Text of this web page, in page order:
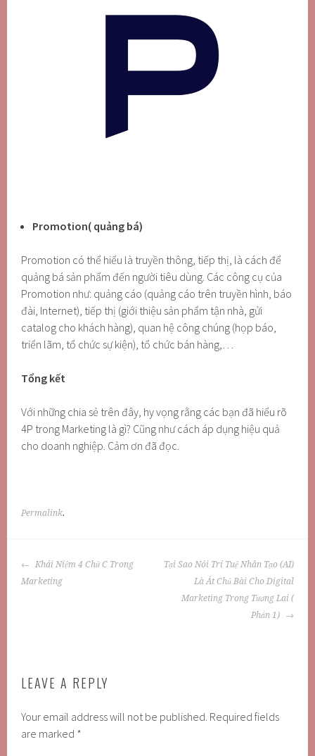
Promotion( quảng bá)
Promotion có thể hiểu là truyền thông, tiếp thị, là cách để
quảng bá sản phẩm đến người tiêu dùng. Các công cụ của
Promotion như: quảng cáo (quảng cáo trên truyền hình, báo
đài, Internet), tiếp thị (giới thiệu sản phẩm tận nhà, gửi
catalog cho khách hàng), quan hệ công chúng (họp báo,
triển lãm, tổ chức sự kiện), tổ chức bán hàng,…
Tổng kết
Với những chia sẻ trên đây, hy vọng rằng các bạn đã hiểu rõ
4P trong Marketing là gì? Cũng như cách áp dụng hiệu quả
cho doanh nghiệp. Cảm ơn đã đọc.
Permalink.
POST
NAVIGATION
Khái Niệm 4 Chữ C Trong
Marketing
Tại Sao Nói Trí Tuệ Nhân Tạo (AI)
Là Át Chủ Bài Cho Digital
Marketing Trong Tương Lai (
Phần 1)
LEAVE A REPLY
Your email address will not be published. Required fields
are marked *